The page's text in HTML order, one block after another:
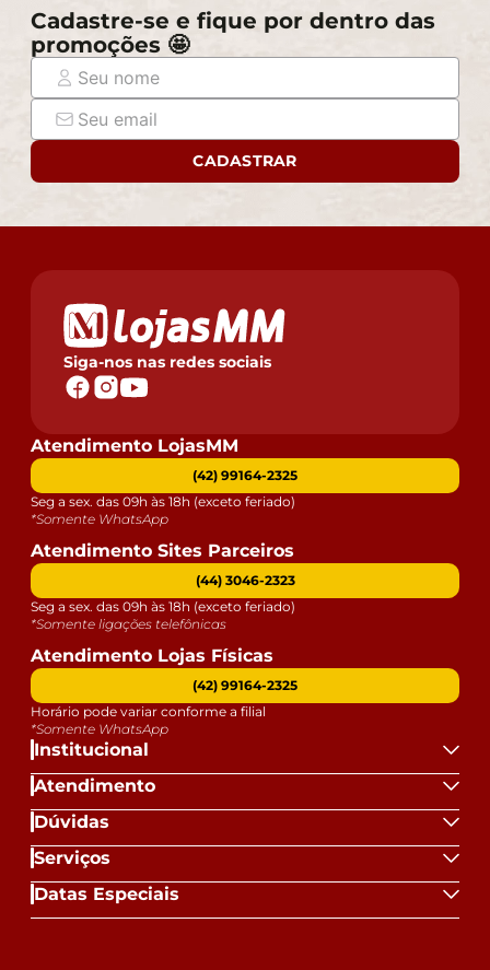
Cadastre-se e fique por dentro das
promoções 🤩
CADASTRAR
Siga-nos nas redes sociais
Institucional
Atendimento
Dúvidas
Serviços
Datas Especiais
Atendimento LojasMM
(42) 99164-2325
Seg a sex. das 09h às 18h (exceto feriado)
*Somente WhatsApp
Atendimento Sites Parceiros
(44) 3046-2323
Seg a sex. das 09h às 18h (exceto feriado)
*Somente ligações telefônicas
Atendimento Lojas Físicas
(42) 99164-2325
Horário pode variar conforme a filial
*Somente WhatsApp